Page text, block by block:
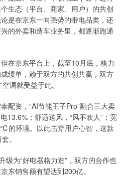
生态（平台、商家、用户）的共创
是在京东一向强势的带电品类，还
的外卖和造车业务里，都逐渐跑通
在京东平台上，截至10月底，格力
绩单，赖于双方的共创共赢，双方
调就受益于此。
配资，“AI节能王子Pro”融合三大卖
13.6%；舒适送风，“风不吹人”；宽
环境。以此击穿用户心智，这款
。
级为“好电器格力造”，双方的合作也
东销售额有望达到200亿。